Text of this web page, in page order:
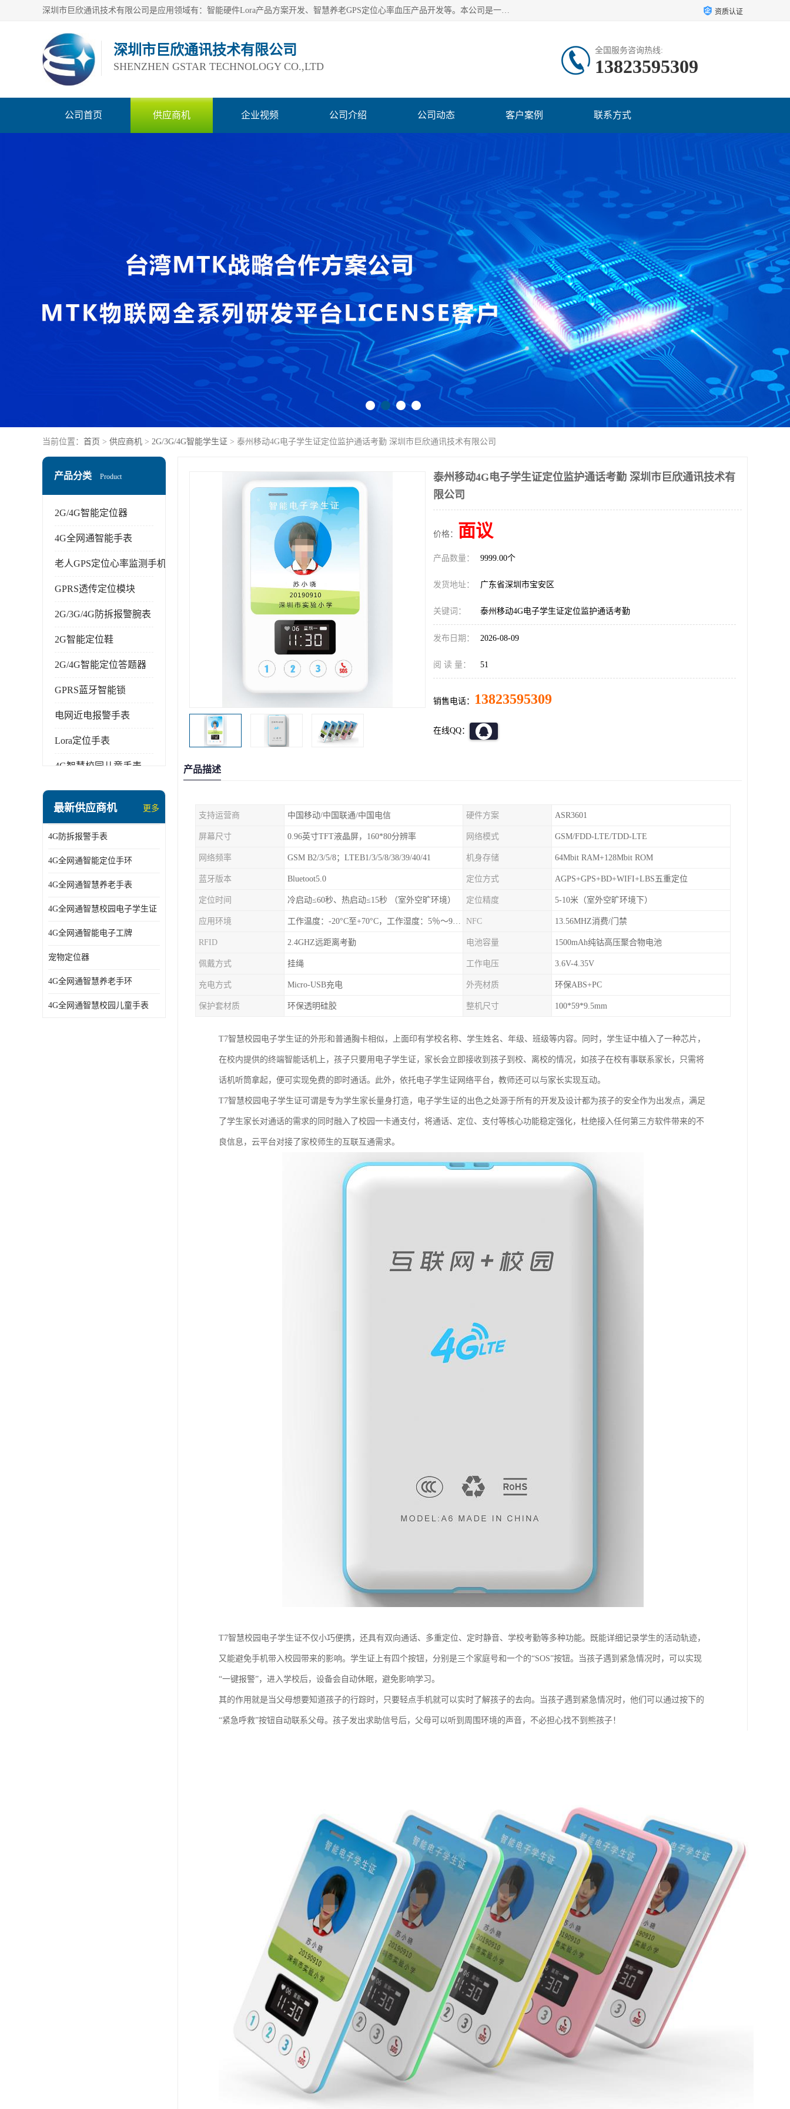
深圳市巨欣通讯技术有限公司是应用领域有：智能硬件Lora产品方案开发、智慧养老GPS定位心率血压产品开发等。本公司是一家民营高新技术企业、行业成员之一的智能硬件方案提供商，公司致力于为智能物联领域提供硬件解决方案。公司可满足不同类型客户采购需要，巨欣通讯切身体会客户对服务及时性的要求，建立了完善的售后服务系统，运用先进的互联网工具为客户提供及时、周到的服务！ 资质认证
深圳市巨欣通讯技术有限公司
SHENZHEN GSTAR TECHNOLOGY CO.,LTD
全国服务咨询热线:
13823595309
公司首页 供应商机 企业视频 公司介绍 公司动态 客户案例 联系方式
当前位置： 首页 > 供应商机 > 2G/3G/4G智能学生证 > 泰州移动4G电子学生证定位监护通话考勤 深圳市巨欣通讯技术有限公司
产品分类 Product
2G/4G智能定位器
4G全网通智能手表
老人GPS定位心率监测手机
GPRS透传定位模块
2G/3G/4G防拆报警腕表
2G智能定位鞋
2G/4G智能定位答题器
GPRS蓝牙智能锁
电网近电报警手表
Lora定位手表
4G智慧校园儿童手表
指静脉识别智能锁
2G/BT4.0智能睡眠带
2G/4G智慧养老手环
最新供应商机 更多
4G防拆报警手表
4G全网通智能定位手环
4G全网通智慧养老手表
4G全网通智慧校园电子学生证
4G全网通智能电子工牌
宠物定位器
4G全网通智慧养老手环
4G全网通智慧校园儿童手表
泰州移动4G电子学生证定位监护通话考勤 深圳市巨欣通讯技术有
限公司
价格： 面议
产品数量： 9999.00个
发货地址： 广东省深圳市宝安区
关键词： 泰州移动4G电子学生证定位监护通话考勤
发布日期： 2026-08-09
阅 读 量： 51
销售电话： 13823595309
在线QQ：
产品描述
支持运营商 中国移动/中国联通/中国电信 硬件方案 ASR3601
屏幕尺寸 0.96英寸TFT液晶屏，160*80分辨率 网络模式 GSM/FDD-LTE/TDD-LTE
网络频率 GSM B2/3/5/8；LTEB1/3/5/8/38/39/40/41 机身存储 64Mbit RAM+128Mbit ROM
蓝牙版本 Bluetoot5.0 定位方式 AGPS+GPS+BD+WIFI+LBS五重定位
定位时间 冷启动≤60秒、热启动≤15秒 （室外空旷环境） 定位精度 5-10米（室外空旷环境下）
应用环境 工作温度：-20°C至+70°C，工作湿度：5％〜95％RH NFC 13.56MHZ消费/门禁
RFID 2.4GHZ远距离考勤 电池容量 1500mAh纯钴高压聚合物电池
佩戴方式 挂绳 工作电压 3.6V-4.35V
充电方式 Micro-USB充电 外壳材质 环保ABS+PC
保护套材质 环保透明硅胶 整机尺寸 100*59*9.5mm
T7智慧校园电子学生证的外形和普通胸卡相似，上面印有学校名称、学生姓名、年级、班级等内容。同时，学生证中植入了一种芯片，
在校内提供的终端智能话机上，孩子只要用电子学生证，家长会立即接收到孩子到校、离校的情况，如孩子在校有事联系家长，只需将
话机听筒拿起，便可实现免费的即时通话。此外，依托电子学生证网络平台，教师还可以与家长实现互动。
T7智慧校园电子学生证可谓是专为学生家长量身打造，电子学生证的出色之处源于所有的开发及设计都为孩子的安全作为出发点，满足
了学生家长对通话的需求的同时融入了校园一卡通支付，将通话、定位、支付等核心功能稳定强化，杜绝接入任何第三方软件带来的不
良信息，云平台对接了家校师生的互联互通需求。
T7智慧校园电子学生证不仅小巧便携，还具有双向通话、多重定位、定时静音、学校考勤等多种功能。既能详细记录学生的活动轨迹，
又能避免手机带入校园带来的影响。学生证上有四个按钮，分别是三个家庭号和一个的“SOS”按钮。当孩子遇到紧急情况时，可以实现
“一键报警”，进入学校后，设备会自动休眠，避免影响学习。
其的作用就是当父母想要知道孩子的行踪时，只要轻点手机就可以实时了解孩子的去向。当孩子遇到紧急情况时，他们可以通过按下的
“紧急呼救”按钮自动联系父母。孩子发出求助信号后，父母可以听到周围环境的声音，不必担心找不到熊孩子！